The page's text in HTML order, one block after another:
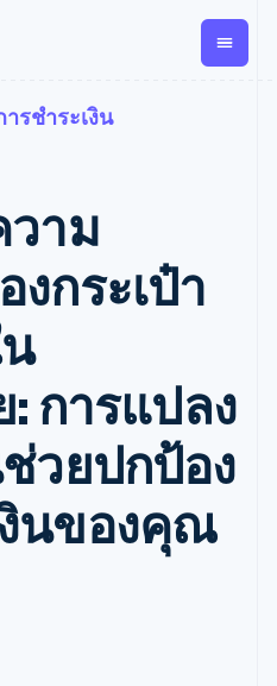
นล่วง
ยกเก็บ
มการ
ะเงิน
บบิล
าร
ระเงิน
บบิล
ยวหรือ
บแผน
การ
ะ VAT
การ
การ
เบิกจ่าย
าน
เอเจนต์
รเงินที่ผสาน
ตโนมัติด้าน
ในแอป
ส
งิน
รม
อบ
SDK
เงินออนไลน์
ารชำระเงิน
อร์มหรือ
ส
ระเงินตาม
กเก็บเงินตาม
ตเบิลคอยน์
สนุน
สนับสนุนที่ได้
ร
ะทาง
ตภัณฑ์
ะจำปีแบบ
ารชำระเงิน
าม
กระเป๋า
: การแปลง
วยปกป้อง
นของคุณ